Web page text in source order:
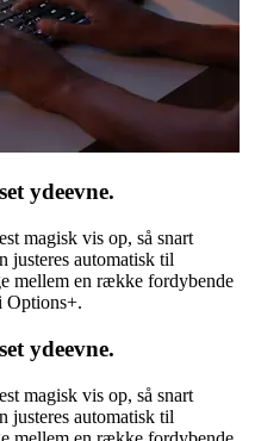
ydeevne.
magisk vis op, så snart
justeres automatisk til
mellem en række fordybende
Options+.
ydeevne.
magisk vis op, så snart
justeres automatisk til